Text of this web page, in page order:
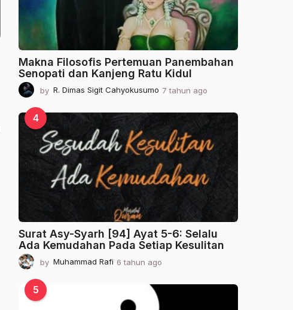
o
Makna Filosofis Pertemuan Panembahan
Senopati dan Kanjeng Ratu Kidul
by R. Dimas Sigit Cahyokusumo 7 tahun ago
a
h
n
a
o
4
Surat Asy-Syarh [94] Ayat 5-6: Selalu
Ada Kemudahan Pada Setiap Kesulitan
by Muhammad Rafi 6 tahun ago
a
5